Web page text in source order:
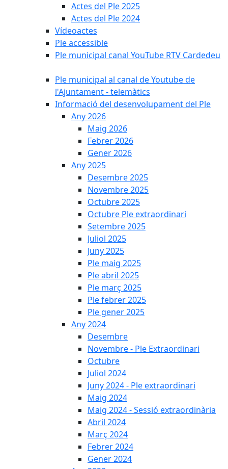
Actes del Ple 2025
Actes del Ple 2024
Vídeoactes
Ple accessible
Ple municipal canal YouTube RTV Cardedeu
Ple municipal al canal de Youtube de
l'Ajuntament - telemàtics
Informació del desenvolupament del Ple
Any 2026
Maig 2026
Febrer 2026
Gener 2026
Any 2025
Desembre 2025
Novembre 2025
Octubre 2025
Octubre Ple extraordinari
Setembre 2025
Juliol 2025
Juny 2025
Ple maig 2025
Ple abril 2025
Ple març 2025
Ple febrer 2025
Ple gener 2025
Any 2024
Desembre
Novembre - Ple Extraordinari
Octubre
Juliol 2024
Juny 2024 - Ple extraordinari
Maig 2024
Maig 2024 - Sessió extraordinària
Abril 2024
Març 2024
Febrer 2024
Gener 2024